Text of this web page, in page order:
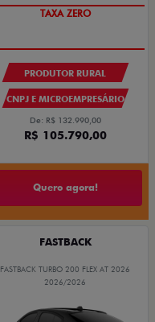
TAXA ZERO
PRODUTOR RURAL
CNPJ E MICROEMPRESÁRIO
De: R$ 132.990,00
R$ 105.790,00
Quero agora!
FASTBACK
FASTBACK TURBO 200 FLEX AT 2026
2026/2026